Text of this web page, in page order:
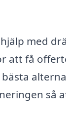
med
att få
så